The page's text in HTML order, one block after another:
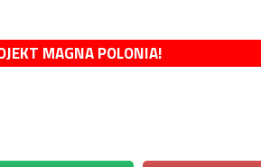
MAGNA POLONIA!